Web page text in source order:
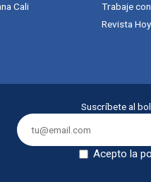
Cali
Trabaje
Revista
Suscríbete al
Acepto la